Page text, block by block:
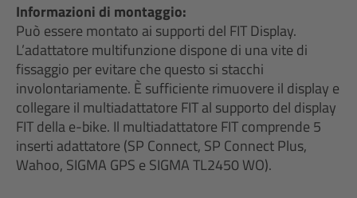
Informazioni di montaggio:
Può essere montato ai supporti del FIT Display.
L’adattatore multifunzione dispone di una vite di
fissaggio per evitare che questo si stacchi
involontariamente. È sufficiente rimuovere il display e
collegare il multiadattatore FIT al supporto del display
FIT della e-bike. Il multiadattatore FIT comprende 5
inserti adattatore (SP Connect, SP Connect Plus,
Wahoo, SIGMA GPS e SIGMA TL2450 WO).